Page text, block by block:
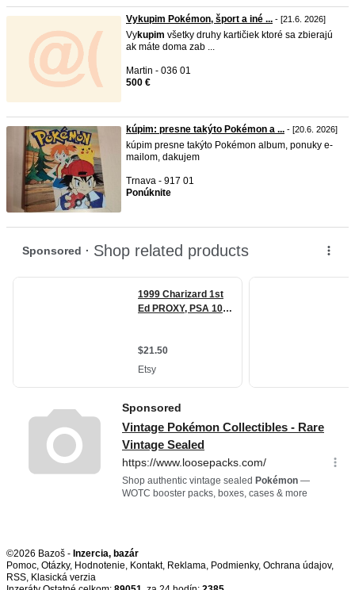
Vykupim Pokémon, šport a iné ... - [21.6. 2026]
Vykupim všetky druhy kartičiek ktoré sa zbierajú
ak máte doma zab ...
Martin - 036 01
500 €
kúpim: presne takýto Pokémon a ... - [20.6. 2026]
kúpim presne takýto Pokémon album, ponuky e-
mailom, dakujem
Trnava - 917 01
Ponúknite
©2026 Bazoš - Inzercia, bazár
Pomoc, Otázky, Hodnotenie, Kontakt, Reklama, Podmienky, Ochrana údajov,
RSS,